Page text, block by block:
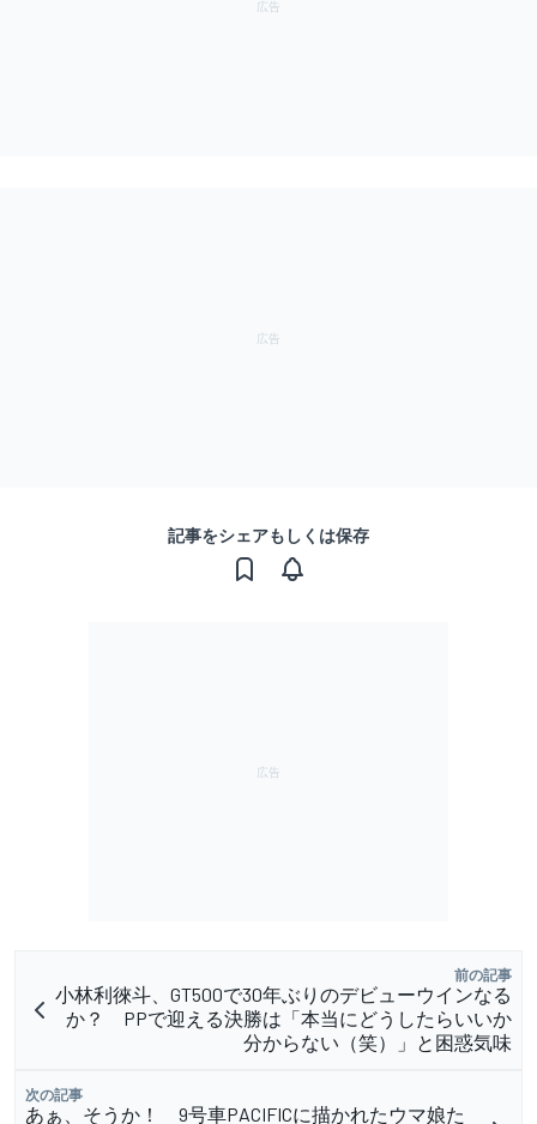
記事をシェアもしくは保存
前の記事
小林利徠斗、GT500で30年ぶりのデビューウインなる
か？ PPで迎える決勝は「本当にどうしたらいいか
分からない（笑）」と困惑気味
次の記事
あぁ、そうか！ 9号車PACIFICに描かれたウマ娘た